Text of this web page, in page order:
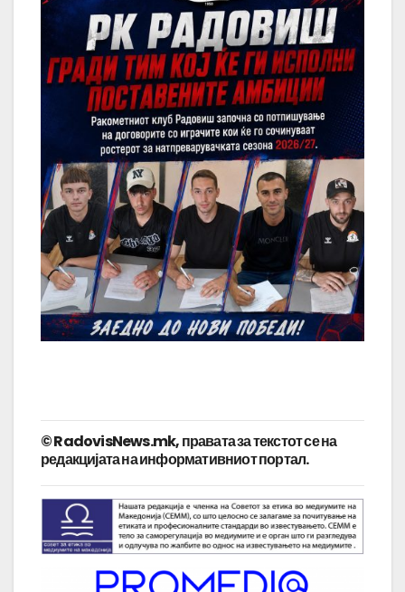
© RadovisNews.mk, правата за текстот се на
редакцијата на информативниот портал.